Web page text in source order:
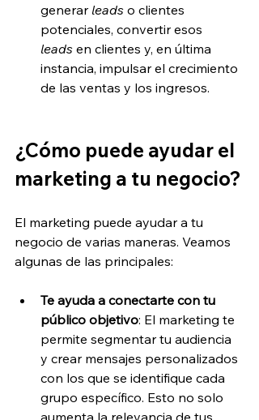
generar leads o clientes
potenciales, convertir esos
leads en clientes y, en última
instancia, impulsar el crecimiento
de las ventas y los ingresos.
¿Cómo puede ayudar el
marketing a tu negocio?
El marketing puede ayudar a tu
negocio de varias maneras. Veamos
algunas de las principales:
Te ayuda a conectarte con tu
público objetivo: El marketing te
permite segmentar tu audiencia
y crear mensajes personalizados
con los que se identifique cada
grupo específico. Esto no solo